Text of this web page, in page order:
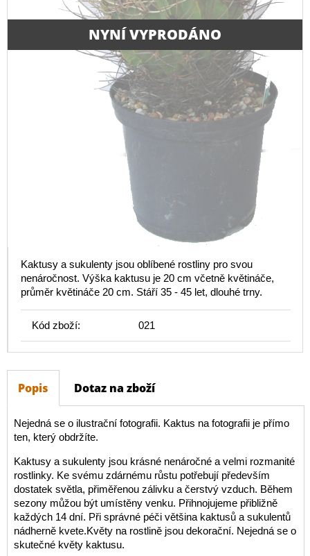
NYNÍ VYPRODÁNO
Kaktusy a sukulenty jsou oblíbené rostliny pro svou
nenáročnost. Výška kaktusu je 20 cm včetně květináče,
průměr květináče 20 cm. Stáří 35 - 45 let, dlouhé trny.
Kód zboží: 021
Popis Dotaz na zboží
Nejedná se o ilustrační fotografii. Kaktus na fotografii je přímo
ten, který obdržíte.
Kaktusy a sukulenty jsou krásné nenáročné a velmi rozmanité
rostlinky. Ke svému zdárnému růstu potřebují především
dostatek světla, přiměřenou zálivku a čerstvý vzduch. Během
sezony můžou být umístěny venku. Přihnojujeme přibližně
každých 14 dní. Při správné péči většina kaktusů a sukulentů
nádherně kvete.Květy na rostlině jsou dekorační. Nejedná se o
skutečné květy kaktusu.